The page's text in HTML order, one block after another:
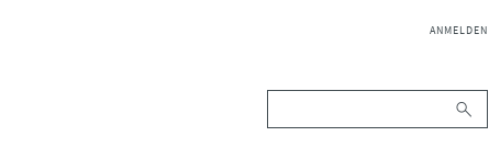
NAVIGATION
ANMELDEN